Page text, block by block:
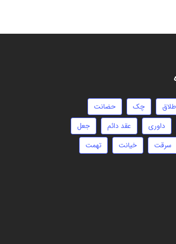
طلاق چک
حضانت
داوری عقد دائم
جعل
سرقت خیانت
تهمت